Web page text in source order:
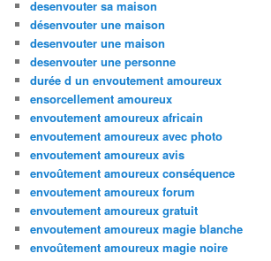
desenvouter sa maison
désenvouter une maison
desenvouter une maison
desenvouter une personne
durée d un envoutement amoureux
ensorcellement amoureux
envoutement amoureux africain
envoutement amoureux avec photo
envoutement amoureux avis
envoûtement amoureux conséquence
envoutement amoureux forum
envoutement amoureux gratuit
envoutement amoureux magie blanche
envoûtement amoureux magie noire